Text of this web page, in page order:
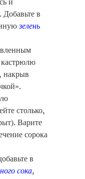
в
зелень
накрыв
столько,
Варите
сорока
в
сока,